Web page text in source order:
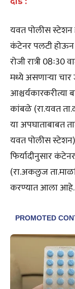
यवत पोलीस स्टेशन
कंटेनर पलटी होऊन
रोजी रात्री
मध्ये असणाऱ्या
कांबळे (रा.यवत
या अपघाताबाबत
यवत पोलीस स्टेशन)
फिर्यादीनुसार
(रा.अकलुज
करण्यात आला आहे.